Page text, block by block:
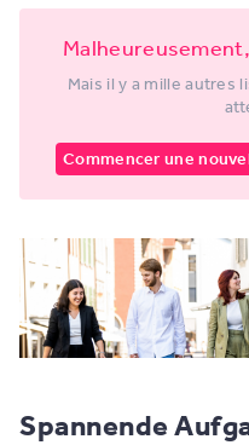
Mais il y a mille autres
Commencer une
Spannende